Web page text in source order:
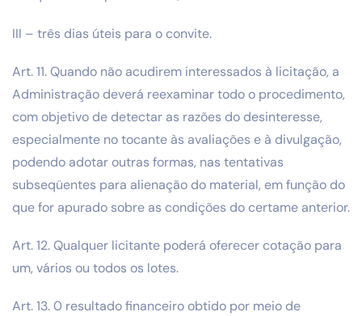
III – três dias úteis para o convite.
Art. 11. Quando não acudirem interessados à licitação, a
Administração deverá reexaminar todo o procedimento,
com objetivo de detectar as razões do desinteresse,
especialmente no tocante às avaliações e à divulgação,
podendo adotar outras formas, nas tentativas
subseqüentes para alienação do material, em função do
que for apurado sobre as condições do certame anterior.
Art. 12. Qualquer licitante poderá oferecer cotação para
um, vários ou todos os lotes.
Art. 13. 0 resultado financeiro obtido por meio de